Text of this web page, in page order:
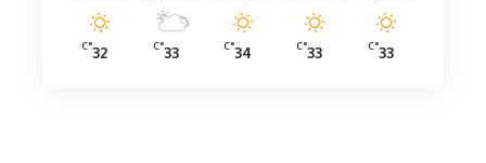
33
°C
33
°C
34
°C
33
°C
32
°C